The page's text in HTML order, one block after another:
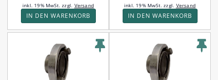
inkl. 19% MwSt. zzgl. Versand
IN DEN WARENKORB
inkl. 19% MwSt. zzgl. Versand
IN DEN WARENKORB